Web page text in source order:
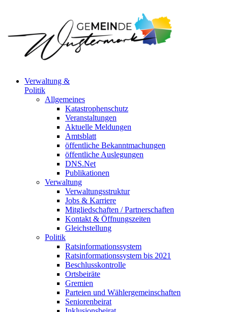
Verwaltung &
Politik
Allgemeines
Katastrophenschutz
Veranstaltungen
Aktuelle Meldungen
Amtsblatt
öffentliche Bekanntmachungen
öffentliche Auslegungen
DNS.Net
Publikationen
Verwaltung
Verwaltungsstruktur
Jobs & Karriere
Mitgliedschaften / Partnerschaften
Kontakt & Öffnungszeiten
Gleichstellung
Politik
Ratsinformationssystem
Ratsinformationssystem bis 2021
Beschlusskontrolle
Ortsbeiräte
Gremien
Parteien und Wählergemeinschaften
Seniorenbeirat